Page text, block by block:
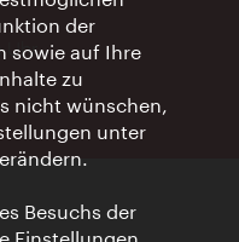
Uhr
der
sowie auf Ihre
zu
nicht wünschen,
unter
Besuchs der